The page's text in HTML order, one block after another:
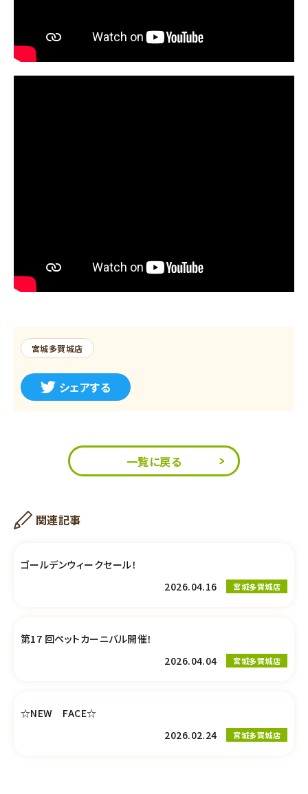
宮城多賀城店
シェアする
一覧に戻る
関連記事
ゴールデンウィークセール！
2026.04.16
宮城多賀城店
第17 回ペットカーニバル開催！
2026.04.04
宮城多賀城店
☆NEW FACE☆
2026.02.24
宮城多賀城店